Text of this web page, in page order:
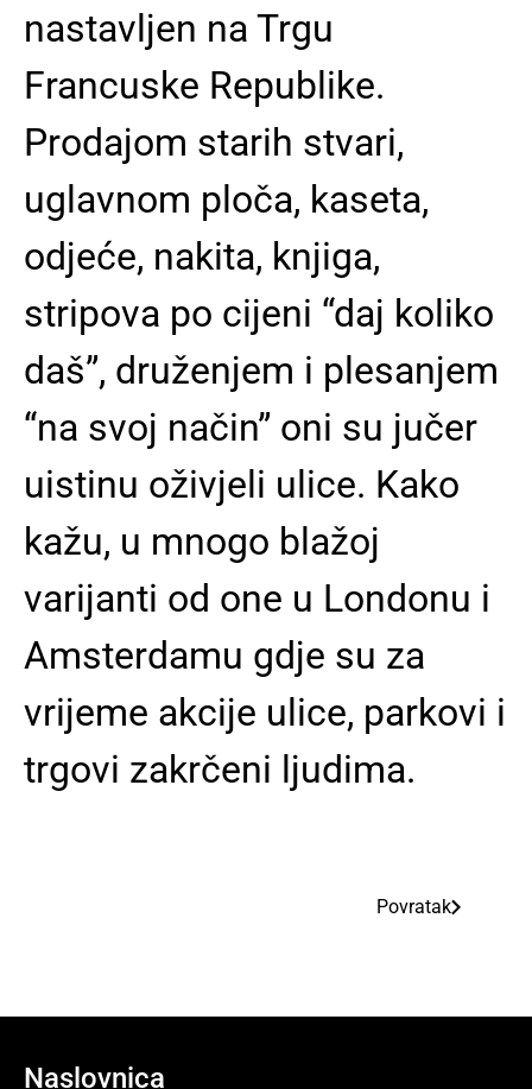
nastavljen na Trgu
Francuske Republike.
Prodajom starih stvari,
uglavnom ploča, kaseta,
odjeće, nakita, knjiga,
stripova po cijeni “daj koliko
daš”, druženjem i plesanjem
“na svoj način” oni su jučer
uistinu oživjeli ulice. Kako
kažu, u mnogo blažoj
varijanti od one u Londonu i
Amsterdamu gdje su za
vrijeme akcije ulice, parkovi i
trgovi zakrčeni ljudima.
Povratak
Naslovnica